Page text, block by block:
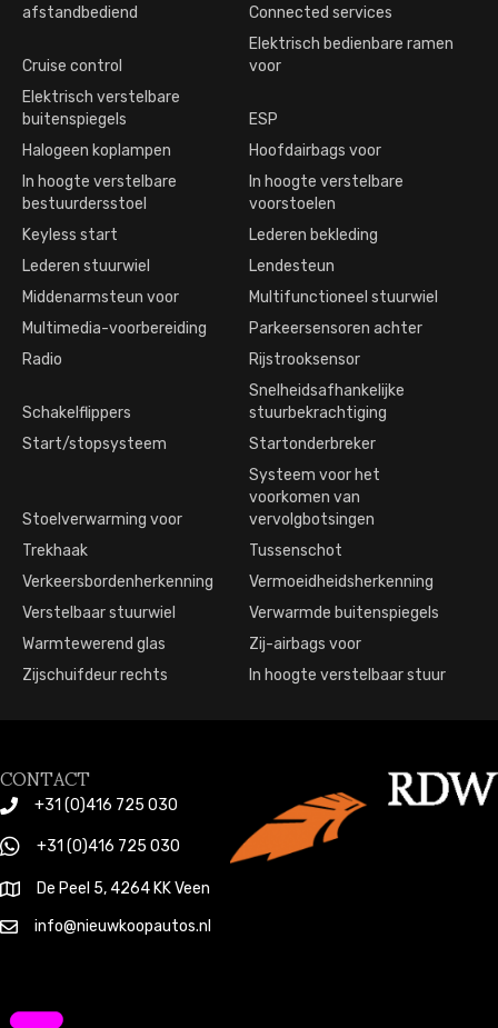
afstandbediend
Connected services
Cruise control
Elektrisch bedienbare ramen
voor
Elektrisch verstelbare
buitenspiegels
ESP
Halogeen koplampen
Hoofdairbags voor
In hoogte verstelbare
bestuurdersstoel
In hoogte verstelbare
voorstoelen
Keyless start
Lederen bekleding
Lederen stuurwiel
Lendesteun
Middenarmsteun voor
Multifunctioneel stuurwiel
Multimedia-voorbereiding
Parkeersensoren achter
Radio
Rijstrooksensor
Schakelflippers
Snelheidsafhankelijke
stuurbekrachtiging
Start/stopsysteem
Startonderbreker
Stoelverwarming voor
Systeem voor het
voorkomen van
vervolgbotsingen
Trekhaak
Tussenschot
Verkeersbordenherkenning
Vermoeidheidsherkenning
Verstelbaar stuurwiel
Verwarmde buitenspiegels
Warmtewerend glas
Zij-airbags voor
Zijschuifdeur rechts
In hoogte verstelbaar stuur
CONTACT
+31 (0)416 725 030
+31 (0)416 725 030
De Peel 5, 4264 KK Veen
info@nieuwkoopautos.nl